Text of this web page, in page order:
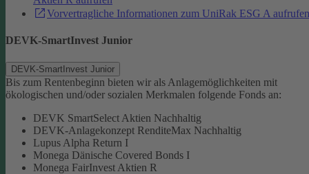
Vorvertragliche Informationen zum UniRak ESG A aufrufen
DEVK-SmartInvest Junior
DEVK-SmartInvest Junior
Bis zum Rentenbeginn bieten wir als Anlagemöglichkeiten mit
ökologischen und/oder sozialen Merkmalen folgende Fonds an:
DEVK SmartSelect Aktien Nachhaltig
DEVK-Anlagekonzept RenditeMax Nachhaltig
Lupus Alpha Return I
Monega Dänische Covered Bonds I
Monega FairInvest Aktien R